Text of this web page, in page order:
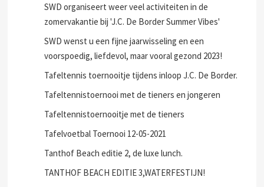
SWD organiseert weer veel activiteiten in de
zomervakantie bij 'J.C. De Border Summer Vibes'
SWD wenst u een fijne jaarwisseling en een
voorspoedig, liefdevol, maar vooral gezond 2023!
Tafeltennis toernooitje tijdens inloop J.C. De Border.
Tafeltennistoernooi met de tieners en jongeren
Tafeltennistoernooitje met de tieners
Tafelvoetbal Toernooi 12-05-2021
Tanthof Beach editie 2, de luxe lunch.
TANTHOF BEACH EDITIE 3,WATERFESTIJN!